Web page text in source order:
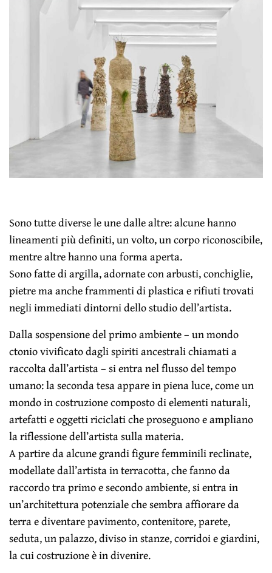
Sono tutte diverse le une dalle altre: alcune hanno
lineamenti più definiti, un volto, un corpo riconoscibile,
mentre altre hanno una forma aperta.
Sono fatte di argilla, adornate con arbusti, conchiglie,
pietre ma anche frammenti di plastica e rifiuti trovati
negli immediati dintorni dello studio dell’artista.
Dalla sospensione del primo ambiente – un mondo
ctonio vivificato dagli spiriti ancestrali chiamati a
raccolta dall’artista – si entra nel flusso del tempo
umano: la seconda tesa appare in piena luce, come un
mondo in costruzione composto di elementi naturali,
artefatti e oggetti riciclati che proseguono e ampliano
la riflessione dell’artista sulla materia.
A partire da alcune grandi figure femminili reclinate,
modellate dall’artista in terracotta, che fanno da
raccordo tra primo e secondo ambiente, si entra in
un’architettura potenziale che sembra affiorare da
terra e diventare pavimento, contenitore, parete,
seduta, un palazzo, diviso in stanze, corridoi e giardini,
la cui costruzione è in divenire.